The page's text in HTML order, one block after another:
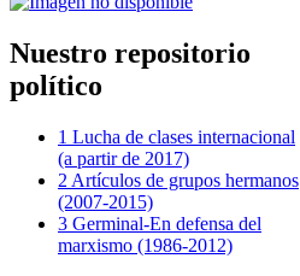
Nuestro repositorio
político
1 Lucha de clases internacional
(a partir de 2017)
2 Artículos de grupos hermanos
(2007-2015)
3 Germinal-En defensa del
marxismo (1986-2012)